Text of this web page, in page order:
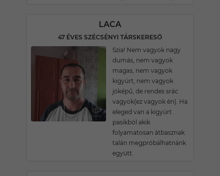
LACA
47 ÉVES SZÉCSÉNYI TÁRSKERESŐ
Szia! Nem vagyok nagy
dumás, nem vagyok
magas, nem vagyok
kigyúrt, nem vagyok
jóképű, de rendes srác
vagyok(ez vagyok én). Ha
eleged van a kigyúrt
pasikból akik
folyamatosan átbasznak
talán megpróbálhatnánk
együtt.